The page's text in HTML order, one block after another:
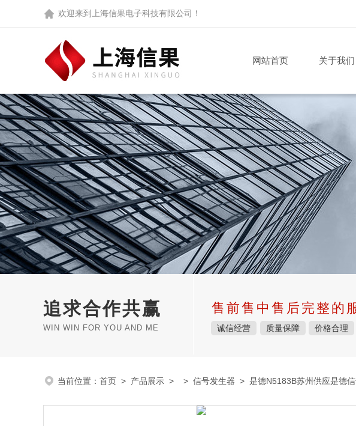
欢迎来到 上海信果电子科技有限公司 ！
网站首页 关于我们
追求合作共赢
WIN WIN FOR YOU AND ME
售前售中售后完整的
诚信经营 质量保障 价格合理
当前位置： 首页 > 产品展示 > > 信号发生器 > 是德N5183B苏州供应是德